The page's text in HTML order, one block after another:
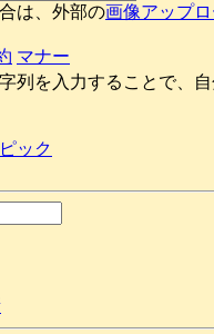
は、外部の画像アップ
マナー
列を入力することで、
ック